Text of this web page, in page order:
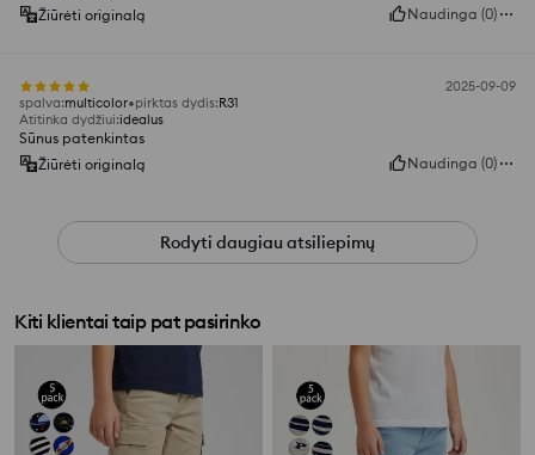
Žiūrėti originalą
Naudinga (0)
2025-09-09
spalva:multicolor pirktas dydis:R31
Atitinka dydžiui:idealus
Sūnus patenkintas
Žiūrėti originalą
Naudinga (0)
Rodyti daugiau atsiliepimų
Kiti klientai taip pat pasirinko